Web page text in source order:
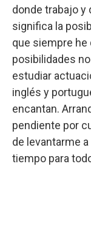
donde trabajo y
significa la
que siempre he
posibilidades
estudiar
inglés y
encantan.
pendiente por
de levantarme
tiempo para